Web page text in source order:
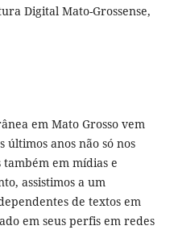
Digital Mato-Grossense,
em Mato Grosso vem
anos não só nos
em mídias e
assistimos a um
de textos em
em seus perfis em redes